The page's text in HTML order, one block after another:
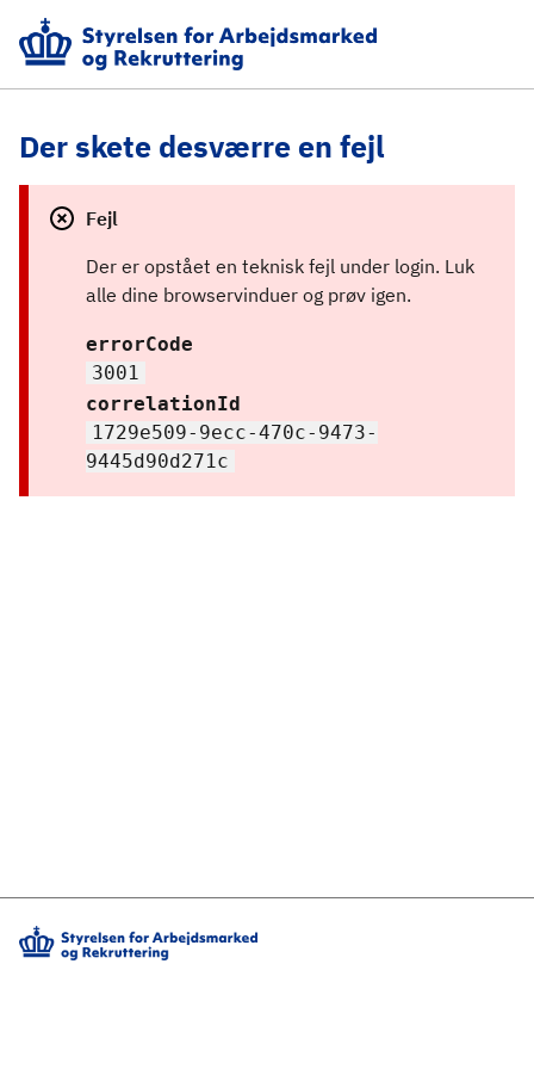
Der skete desværre en fejl
Fejl
Der er opstået en teknisk fejl under login. Luk
alle dine browservinduer og prøv igen.
errorCode
3001
correlationId
1729e509-9ecc-470c-9473-
9445d90d271c